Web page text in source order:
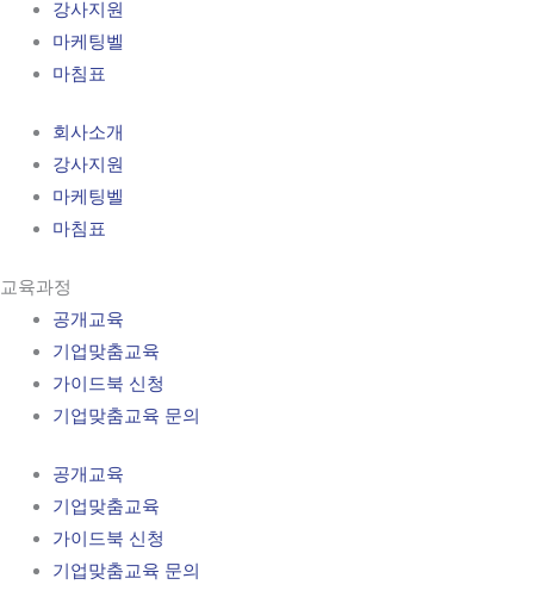
강사지원
마케팅벨
마침표
회사소개
강사지원
마케팅벨
마침표
교육과정
공개교육
기업맞춤교육
가이드북 신청
기업맞춤교육 문의
공개교육
기업맞춤교육
가이드북 신청
기업맞춤교육 문의